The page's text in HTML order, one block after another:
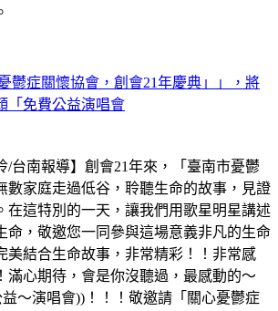
鬱症關懷協會，創會21年慶典」」，將
「免費公益演唱會
/台南報導】創會21年來，「臺南市憂鬱
數家庭走過低谷，聆聽生命的故事，見證
在這特別的一天，讓我們用歌星明星講述
命，敬邀您一同參與這場意義非凡的生命
美結合生命故事，非常精彩！！非常感
滿心期待，會是你沒聽過，最感動的～
～演唱會))！！！敬邀請「關心憂鬱症